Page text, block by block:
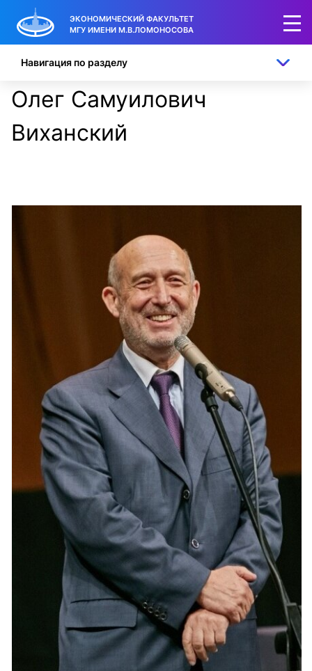
ЭКОНОМИЧЕСКИЙ ФАКУЛЬТЕТ
МГУ ИМЕНИ М.В.ЛОМОНОСОВА
Олег Самуилович
Виханский
Навигация по разделу